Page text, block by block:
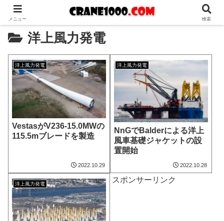
洋上風力発電
洋上風力発電
VestasがV236-15.0MWの
115.5mブレードを製造
2022.10.29
洋上風力発電
NnGでBalderによる洋上
風車基礎ジャケットの設
置開始
2022.10.28
洋上風力発電 スポンサーリンク
メニュー 検索